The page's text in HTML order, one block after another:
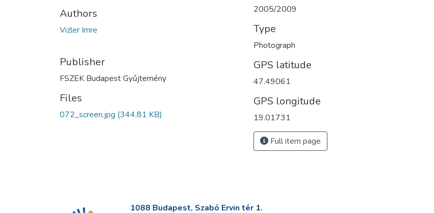
Authors
Vizler Imre
Publisher
FSZEK Budapest Gyűjtemény
Files
072_screen.jpg (344.81 KB)
2005/2009
Type
Photograph
GPS latitude
47.49061
GPS longitude
19.01731
Full item page
1088 Budapest, Szabó Ervin tér 1.